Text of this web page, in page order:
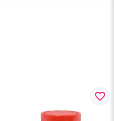
favorite_border